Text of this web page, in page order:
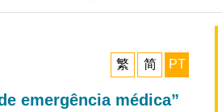
繁 简 PT
emergência médica”